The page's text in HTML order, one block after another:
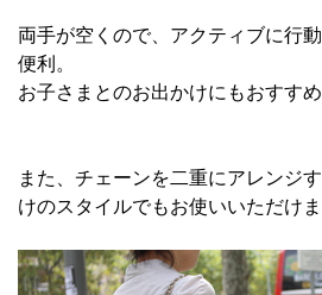
両手が空くので、アクティブに行
便利。
お子さまとのお出かけにもおすす
また、チェーンを二重にアレンジ
けのスタイルでもお使いいただけま